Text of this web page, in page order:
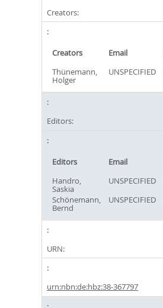
Creators:
Creators Email
Thünemann,
Holger
UNSPECIFIED
Editors:
Editors Email
Handro,
Saskia
UNSPECIFIED
Schönemann,
Bernd
UNSPECIFIED
URN:
urn:nbn:de:hbz:38-367797